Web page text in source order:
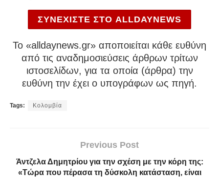
ΣΥΝΕΧΙΣΤΕ ΣΤΟ ALLDAYNEWS
To «alldaynews.gr» αποποιείται κάθε ευθύνη
από τις αναδημοσιεύσεις άρθρων τρίτων
ιστοσελίδων, για τα οποία (άρθρα) την
ευθύνη την έχει ο υπογράφων ως πηγή.
Tags: Κολομβία
Previous Post
Άντζελα Δημητρίου για την σχέση με την κόρη της:
«Τώρα που πέρασα τη δύσκολη κατάσταση, είναι